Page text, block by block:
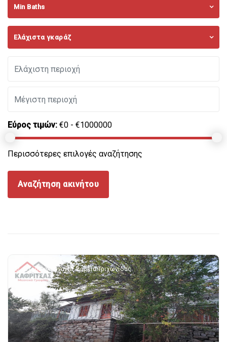
Min Baths
Ελάχιστα γκαράζ
Εύρος τιμών: €0 - €1000000
Περισσότερες επιλογές αναζήτησης
Αναζήτηση ακινήτου
Αιτωλοακαρνανία,Βαρειά Τριχωνίδας